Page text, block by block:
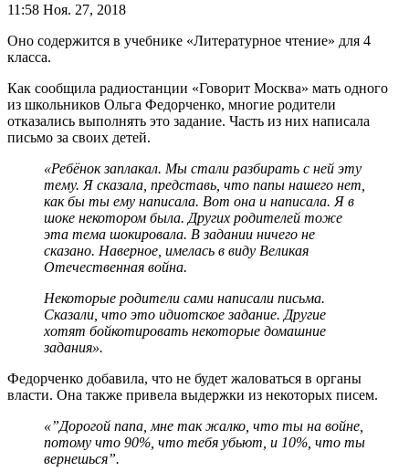
11:58 Ноя. 27, 2018
Оно содержится в учебнике «Литературное чтение» для 4
класса.
Как сообщила радиостанции «Говорит Москва» мать одного
из школьников Ольга Федорченко, многие родители
отказались выполнять это задание. Часть из них написала
письмо за своих детей.
«Ребёнок заплакал. Мы стали разбирать с ней эту
тему. Я сказала, представь, что папы нашего нет,
как бы ты ему написала. Вот она и написала. Я в
шоке некотором была. Других родителей тоже
эта тема шокировала. В задании ничего не
сказано. Наверное, имелась в виду Великая
Отечественная война.
Некоторые родители сами написали письма.
Сказали, что это идиотское задание. Другие
хотят бойкотировать некоторые домашние
задания».
Федорченко добавила, что не будет жаловаться в органы
власти. Она также привела выдержки из некоторых писем.
«”Дорогой папа, мне так жалко, что ты на войне,
потому что 90%, что тебя убьют, и 10%, что ты
вернешься”.